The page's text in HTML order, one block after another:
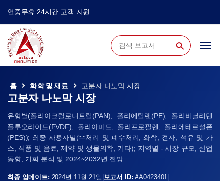
연중무휴 24시간 고객 지원
⚲
홈 화학 및 재료 고분자 나노막 시장
고분자 나노막 시장
유형별(폴리아크릴로니트릴(PAN), 폴리에틸렌(PE), 폴리비닐리덴
플루오라이드(PVDF), 폴리아미드, 폴리프로필렌, 폴리에테르설폰
(PES)); 최종 사용자별(수처리 및 폐수처리, 화학, 전자, 석유 및 가
스, 식품 및 음료, 제약 및 생물의학, 기타); 지역별 - 시장 규모, 산업
동향, 기회 분석 및 2024~2032년 전망
최종 업데이트: 2024년 11월 21일 보고서 ID: AA0423401